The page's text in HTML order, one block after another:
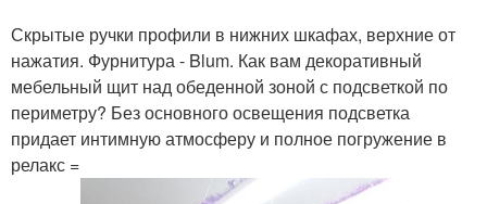
Скрытые ручки профили в нижних шкафах, верхние от
нажатия. Фурнитура - Blum. Как вам декоративный
мебельный щит над обеденной зоной с подсветкой по
периметру? Без основного освещения подсветка
придает интимную атмосферу и полное погружение в
релакс =